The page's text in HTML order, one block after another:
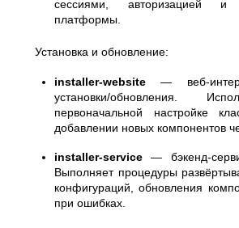
сессиями, авторизацией и
платформы.
Установка и обновление:
installer-website— веб-
установки/обновления.
первоначальной настройке
добавлении новых компонентов
installer-service— бэкенд-
Выполняет процедуры
конфигураций, обновления
при ошибках.